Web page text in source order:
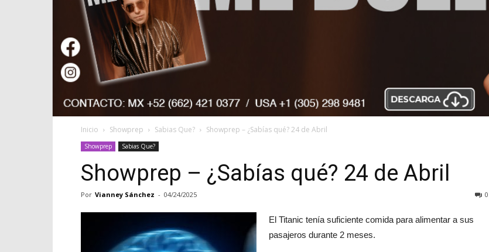
Inicio Showprep Sabias Que? Showprep – ¿Sabías qué? 24 de Abril
Showprep Sabias Que?
Showprep – ¿Sabías qué? 24 de Abril
Por Vianney Sánchez - 04/24/2025 0
El Titanic tenía suficiente comida para alimentar a sus
pasajeros durante 2 meses.